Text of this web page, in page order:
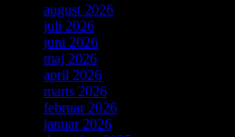
august 2026
juli 2026
juni 2026
maj 2026
april 2026
marts 2026
februar 2026
januar 2026